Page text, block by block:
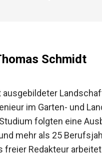
Schmidt
im Garten- und
folgten eine
mehr als 25
freier Redakteur